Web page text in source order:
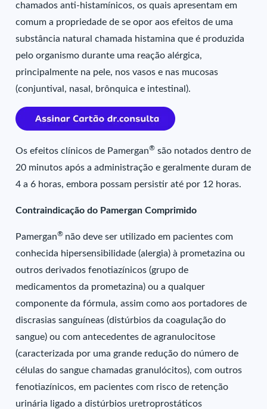
chamados anti-histamínicos, os quais apresentam em
comum a propriedade de se opor aos efeitos de uma
substância natural chamada histamina que é produzida
pelo organismo durante uma reação alérgica,
principalmente na pele, nos vasos e nas mucosas
(conjuntival, nasal, brônquica e intestinal).
Os efeitos clínicos de Pamergan® são notados dentro de
20 minutos após a administração e geralmente duram de
4 a 6 horas, embora possam persistir até por 12 horas.
Contraindicação do Pamergan Comprimido
Pamergan® não deve ser utilizado em pacientes com
conhecida hipersensibilidade (alergia) à prometazina ou
outros derivados fenotiazínicos (grupo de
medicamentos da prometazina) ou a qualquer
componente da fórmula, assim como aos portadores de
discrasias sanguíneas (distúrbios da coagulação do
sangue) ou com antecedentes de agranulocitose
(caracterizada por uma grande redução do número de
células do sangue chamadas granulócitos), com outros
fenotiazínicos, em pacientes com risco de retenção
urinária ligado a distúrbios uretroprostáticos